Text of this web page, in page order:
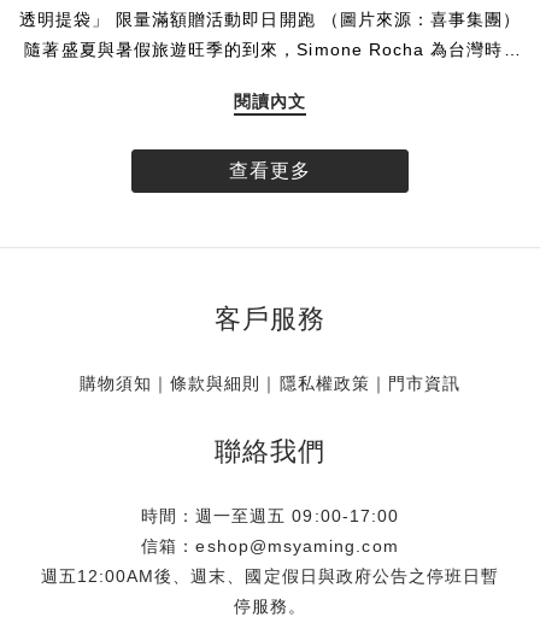
透明提袋」 限量滿額贈活動即日開跑 （圖片來源：喜事集團）
隨著盛夏與暑假旅遊旺季的到來，Simone Rocha 為台灣時尚
性的唯美玫瑰圖樣與透明提袋設計，創造海濱清透、無憂無慮
提袋」。即日起，凡於 Simone Rocha 台灣實體門市與線上官
品，將具代表性之一的單朵玫瑰，細緻呈現於充滿渡假輕盈氣
即使漫步於沙灘，也有最迷人的玫瑰相伴，展現獨樹一幟的個
納不僅具備極高美感，這款「台灣限定玫瑰透明提袋」更從渡
鏡、海灘巾等海邊出遊必備小物．甚至是小孩的玩具、拍照出
閱讀內文
查看更多
客戶服務
購物須知 ｜條款與細則 ｜ 隱私權政策 ｜ 門市資訊
聯絡我們
時間：週一至週五 09:00-17:00
信箱：eshop@msyaming.com
週五12:00AM後、週末、國定假日與政府公告之停班日暫
停服務。